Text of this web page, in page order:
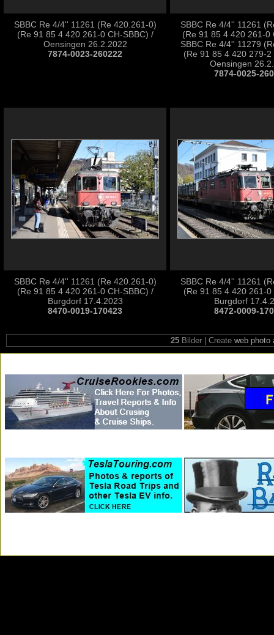
SBBC Re 4/4'' 11261 (Re 420.261-0)
(Re 91 85 4 420 261-0 CH-SBBC) /
Oensingen 26.2.2022
7874-0023-260222
SBBC Re 4/4'' 11261
(Re 91 85 4 420 261-0
SBBC Re 4/4'' 11279
(Re 91 85 4 420 279-2
Oensingen
7874-0025-
SBBC Re 4/4'' 11261 (Re 420.261-0)
(Re 91 85 4 420 261-0 CH-SBBC) /
Burgdorf 17.4.2023
8470-0019-170423
SBBC Re 4/4'' 11261
(Re 91 85 4 420 261-0
Burgdorf
8472-0009-
25Bilder | Create web photo